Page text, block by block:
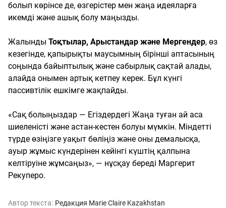
болып көрінсе де, өзгерістер мен жаңа идеяларға
икемді және ашық болу маңызды.
Жалынды Тоқтылар, Арыстандар және Мергендер, өз
кезегінде, қапырықты маусымның бірінші аптасының
соңында байыптылық және сабырлық сақтай алады,
алайда онымен артық кетпеу керек. Бұл күнгі
пассивтілік ешкімге жақпайды.
«Сақ болыңыздар — Егіздердегі Жаңа туған ай аса
шиеленісті және астан-кестен болуы мүмкін. Міндетті
түрде өзіңізге уақыт бөліңіз және оны демалысқа,
ауыр жұмыс күндерінен кейінгі күштің қалпына
келтіруіне жұмсаңыз», — нұсқау береді Маргерит
Рекуперо.
Автор текста: Редакция Marie Claire Kazakhstan